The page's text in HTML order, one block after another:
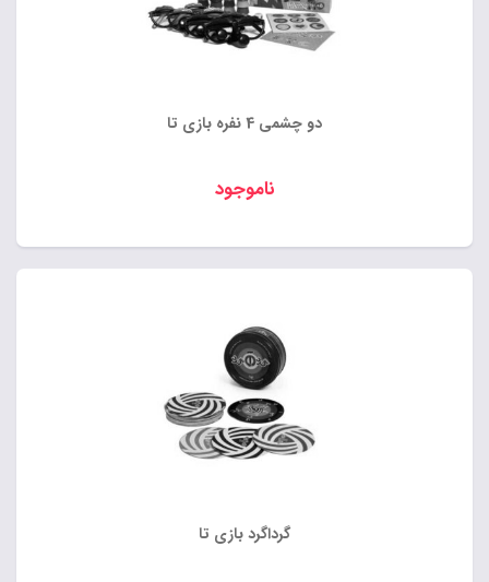
دو چشمی 4 نفره بازی تا
ناموجود
گرداگرد بازی تا